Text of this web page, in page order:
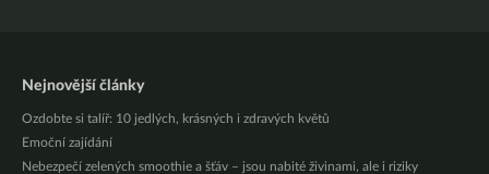
Nejnovější články
Ozdobte si talíř: 10 jedlých, krásných i zdravých květů
Emoční zajídání
Nebezpečí zelených smoothie a šťáv – jsou nabité živinami, ale i riziky